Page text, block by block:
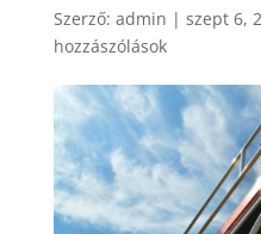
Szerző: admin | szept 6,
hozzászólások